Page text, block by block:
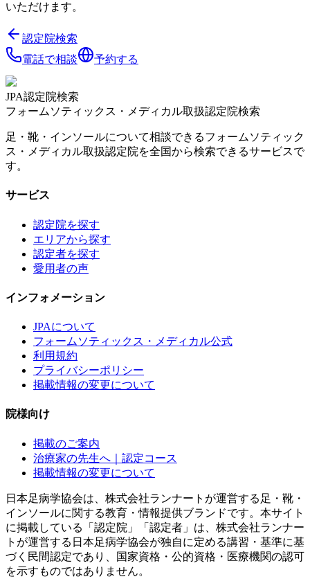
いただけます。
認定院検索
電話で相談
予約する
JPA認定院検索
フォームソティックス・メディカル取扱認定院検索
足・靴・インソールについて相談できるフォームソティック
ス・メディカル取扱認定院を全国から検索できるサービスで
す。
サービス
認定院を探す
エリアから探す
認定者を探す
愛用者の声
インフォメーション
JPAについて
フォームソティックス・メディカル公式
利用規約
プライバシーポリシー
掲載情報の変更について
院様向け
掲載のご案内
治療家の先生へ｜認定コース
掲載情報の変更について
日本足病学協会は、株式会社ランナートが運営する足・靴・
インソールに関する教育・情報提供ブランドです。本サイト
に掲載している「認定院」「認定者」は、株式会社ランナー
トが運営する日本足病学協会が独自に定める講習・基準に基
づく民間認定であり、国家資格・公的資格・医療機関の認可
を示すものではありません。